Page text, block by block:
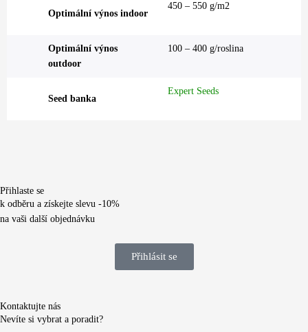
Optimální výnos indoor
450 – 550 g/m2
Optimální výnos
outdoor
100 – 400 g/roslina
Seed banka
Expert Seeds
Přihlaste se
k odběru a získejte slevu -10%
na vaši další objednávku
Přihlásit se
Kontaktujte nás
Nevíte si vybrat a poradit?